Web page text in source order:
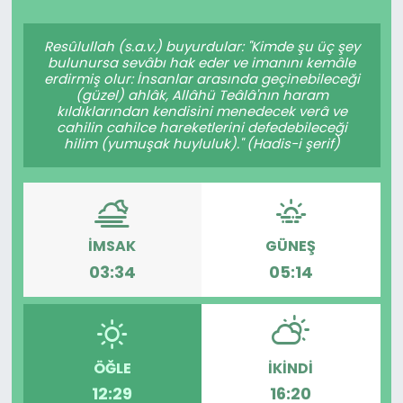
Resûlullah (s.a.v.) buyurdular: "Kimde şu üç şey
bulunursa sevâbı hak eder ve imanını kemâle
erdirmiş olur: İnsanlar arasında geçinebileceği
(güzel) ahlâk, Allâhü Teâlâ'nın haram
kıldıklarından kendisini menedecek verâ ve
cahilin cahilce hareketlerini defedebileceği
hilim (yumuşak huyluluk)." (Hadis-i şerif)
İMSAK
03:34
GÜNEŞ
05:14
ÖĞLE
12:29
İKINDI
16:20
Teknoloji
Resmi İlanlar
Yaşam
Künye
Gizlilik Sözleşmesi
İletişim